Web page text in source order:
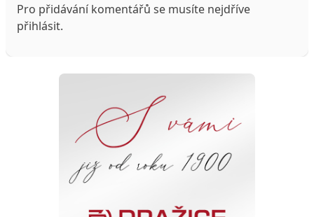
Pro přidávání komentářů se musíte nejdříve
přihlásit.